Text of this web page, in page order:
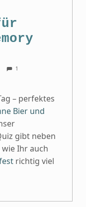
1
– perfektes
Bier und
gibt neben
Ihr auch
richtig viel